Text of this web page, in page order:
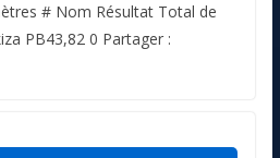
# Nom Résultat Total de
PB43,82 0 Partager :